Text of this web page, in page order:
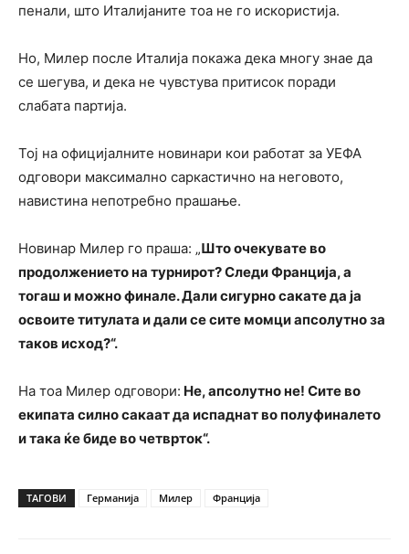
пенали, што Италијаните тоа не го искористија.
Но, Милер после Италија покажа дека многу знае да
се шегува, и дека не чувстува притисок поради
слабата партија.
Тој на официјалните новинари кои работат за УЕФА
одговори максимално саркастично на неговото,
навистина непотребно прашање.
Новинар Милер го праша: „Што очекувате во
продолжението на турнирот? Следи Франција, а
тогаш и можно финале. Дали сигурно сакате да ја
освоите титулата и дали се сите момци апсолутно за
таков исход?“.
На тоа Милер одговори: Не, апсолутно не! Сите во
екипата силно сакаат да испаднат во полуфиналето
и така ќе биде во четврток“.
ТАГОВИ Германија Милер Франција